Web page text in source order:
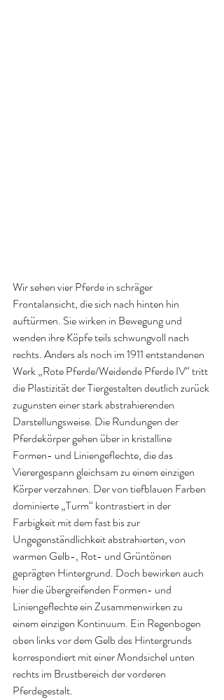
Wir sehen vier Pferde in schräger
Frontalansicht, die sich nach hinten hin
auftürmen. Sie wirken in Bewegung und
wenden ihre Köpfe teils schwungvoll nach
rechts. Anders als noch im 1911 entstandenen
Werk „Rote Pferde/Weidende Pferde IV“ tritt
die Plastizität der Tiergestalten deutlich zurück
zugunsten einer stark abstrahierenden
Darstellungsweise. Die Rundungen der
Pferdekörper gehen über in kristalline
Formen- und Liniengeflechte, die das
Vierergespann gleichsam zu einem einzigen
Körper verzahnen. Der von tiefblauen Farben
dominierte „Turm“ kontrastiert in der
Farbigkeit mit dem fast bis zur
Ungegenständlichkeit abstrahierten, von
warmen Gelb-, Rot- und Grüntönen
geprägten Hintergrund. Doch bewirken auch
hier die übergreifenden Formen- und
Liniengeflechte ein Zusammenwirken zu
einem einzigen Kontinuum. Ein Regenbogen
oben links vor dem Gelb des Hintergrunds
korrespondiert mit einer Mondsichel unten
rechts im Brustbereich der vorderen
Pferdegestalt.